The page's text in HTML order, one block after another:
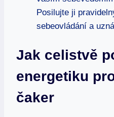
Posilujte ji
sebeovládání a
Jak celistvě
energetiku
čaker